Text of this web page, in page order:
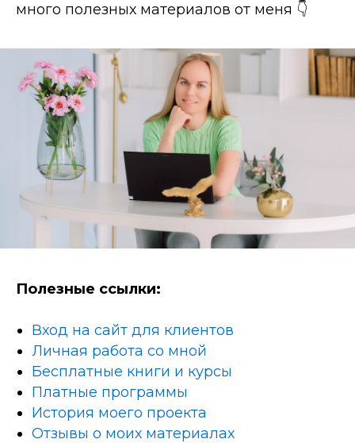
много полезных материалов от меня 👇
Полезные ссылки:
Вход на сайт для клиентов
Личная работа со мной
Бесплатные книги и курсы
Платные программы
История моего проекта
Отзывы о моих материалах